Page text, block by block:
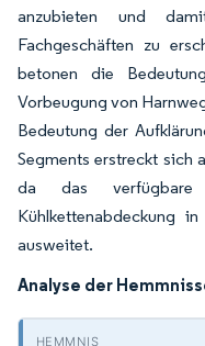
anzubieten und
Fachgeschäften zu
betonen die
Vorbeugung von
Bedeutung der
Segments erstreckt sich
da das
Kühlkettenabdeckung
ausweitet.
Analyse der